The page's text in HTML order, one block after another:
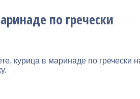
по гречески
курица в маринаде по гречески